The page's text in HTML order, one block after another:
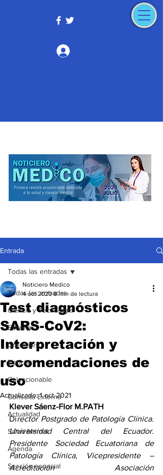
Entrada
Todas las entradas
Ciencia y Tecnología
Editorial
Gremiales
Noticias
Coleccionable
Consulta Externa
Actualidad
Salud Mental
Agenda
Sección especial
Todas las entradas
Test diagnósticos
SARS-CoV2:
Interpretación y
recomendaciones de
uso
Noticiero Medico
4 oct 2020 8 min de lectura
Actualizado:1 oct 2021
Klever Sáenz-Flor M.PATH
Director Postgrado de Patología Clínica.
Universidad Central del Ecuador.
Presidente Sociedad Ecuatoriana de
Patología Clínica, Vicepresidente –
Acreditación Asociación